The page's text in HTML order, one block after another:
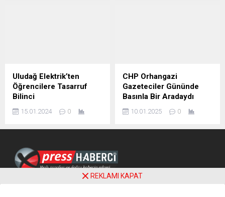
Uludağ Elektrik’ten
Öğrencilere Tasarruf
Bilinci
15.01.2024 0
CHP Orhangazi
Gazeteciler Gününde
Basınla Bir Aradaydı
10.01.2025 0
REKLAMI KAPAT